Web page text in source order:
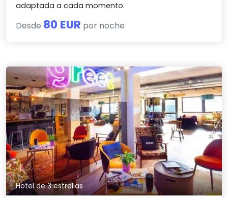
adaptada a cada momento.
Desde 80 EUR por noche
Hotel de 3 estrellas